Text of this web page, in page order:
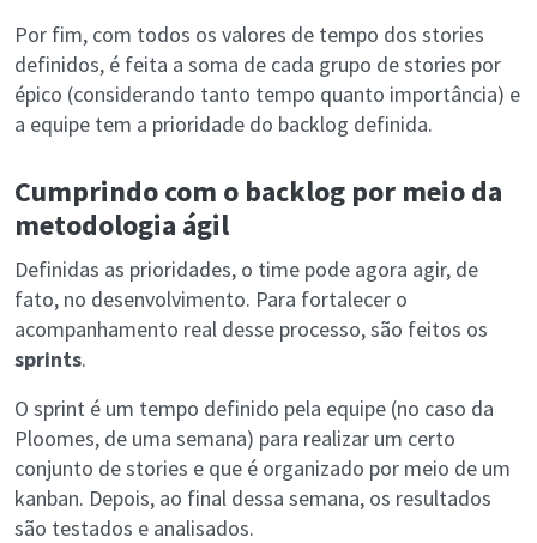
Por fim, com todos os valores de tempo dos stories
definidos, é feita a soma de cada grupo de stories por
épico (considerando tanto tempo quanto importância) e
a equipe tem a prioridade do backlog definida.
Cumprindo com o backlog por meio da
metodologia ágil
Definidas as prioridades, o time pode agora agir, de
fato, no desenvolvimento. Para fortalecer o
acompanhamento real desse processo, são feitos os
sprints.
O sprint é um tempo definido pela equipe (no caso da
Ploomes, de uma semana) para realizar um certo
conjunto de stories e que é organizado por meio de um
kanban. Depois, ao final dessa semana, os resultados
são testados e analisados.